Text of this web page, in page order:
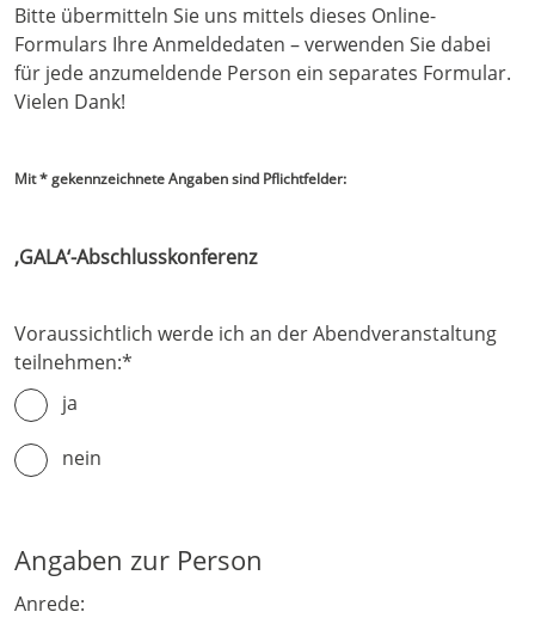
Bitte übermitteln Sie uns mittels dieses Online-
Formulars Ihre Anmeldedaten – verwenden Sie dabei
für jede anzumeldende Person ein separates Formular.
Vielen Dank!
Mit * gekennzeichnete Angaben sind Pflichtfelder:
‚GALA‘-Abschlusskonferenz
Voraussichtlich werde ich an der Abendveranstaltung
teilnehmen:*
ja
nein
Angaben zur Person
Anrede: